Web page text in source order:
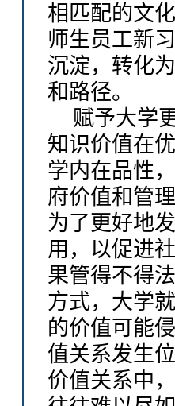
相匹配的文
师生员工新
沉淀，转化
和路径。
赋予大学
知识价值在
学内在品性
府价值和管
为了更好地
用，以促进
果管得不得
方式，大学
的价值可能
值关系发生
价值关系中